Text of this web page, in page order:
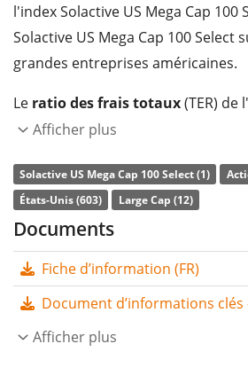
l'index Solactive US Mega Cap 100
Solactive US Mega Cap 100 Select
grandes entreprises américaines.
Le ratio des frais totaux(TER) de
p.a.. Le Franklin US Mega Cap 100
Select. L'ETF reproduit la
jacent en achetant toutes les
(réplication complète). Les
capitaliséset réinvestis dans l'ETF.
Le Franklin US Mega Cap 100
d'EUR. L'ETF a été
Afficher plus
Solactive US Mega Cap 100 Select (1)
États-Unis (603)
Large Cap (12)
Documents
Fiche d’information (FR)
Document d’informations clés
Afficher plus